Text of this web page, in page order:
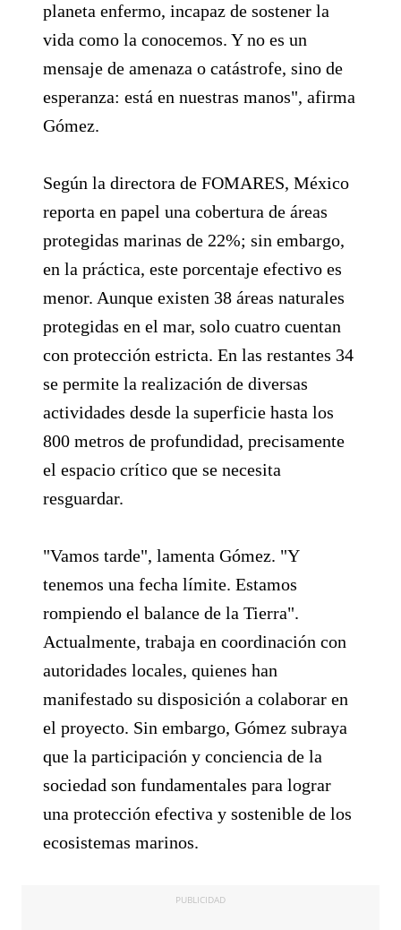
planeta enfermo, incapaz de sostener la
vida como la conocemos. Y no es un
mensaje de amenaza o catástrofe, sino de
esperanza: está en nuestras manos", afirma
Gómez.
Según la directora de FOMARES, México
reporta en papel una cobertura de áreas
protegidas marinas de 22%; sin embargo,
en la práctica, este porcentaje efectivo es
menor. Aunque existen 38 áreas naturales
protegidas en el mar, solo cuatro cuentan
con protección estricta. En las restantes 34
se permite la realización de diversas
actividades desde la superficie hasta los
800 metros de profundidad, precisamente
el espacio crítico que se necesita
resguardar.
"Vamos tarde", lamenta Gómez. "Y
tenemos una fecha límite. Estamos
rompiendo el balance de la Tierra".
Actualmente, trabaja en coordinación con
autoridades locales, quienes han
manifestado su disposición a colaborar en
el proyecto. Sin embargo, Gómez subraya
que la participación y conciencia de la
sociedad son fundamentales para lograr
una protección efectiva y sostenible de los
ecosistemas marinos.
PUBLICIDAD